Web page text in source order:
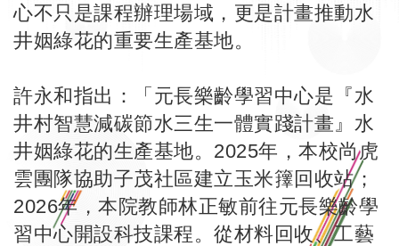
心不只是課程辦理場域，更是計畫推動水
井姻綠花的重要生產基地。
許永和指出：「元長樂齡學習中心是『水
井村智慧減碳節水三生一體實踐計畫』水
井姻綠花的生產基地。2025年，本校尚虎
雲團隊協助子茂社區建立玉米籜回收站；
2026年，本院教師林正敏前往元長樂齡學
習中心開設科技課程。從材料回收、工藝